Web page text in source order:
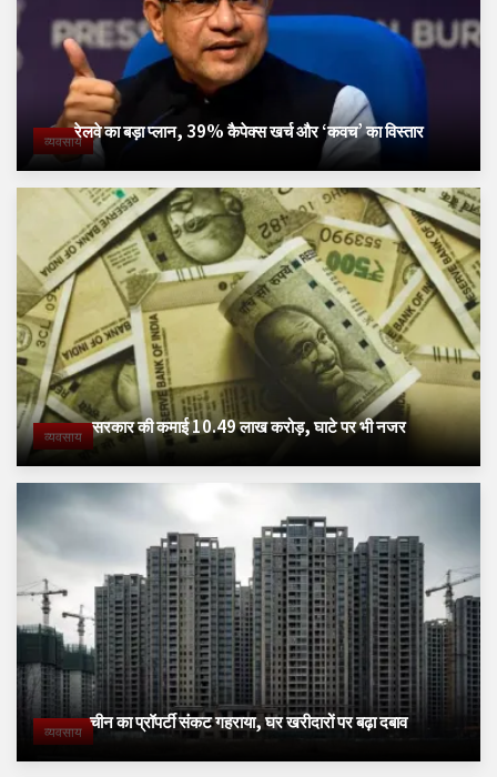
व्यवसायरेलवे का बड़ा प्लान, 39% कैपेक्स खर्च और ‘कवच’ का विस्तार
व्यवसाय सरकार की कमाई 10.49 लाख करोड़, घाटे पर भी नजर
व्यवसाय चीन का प्रॉपर्टी संकट गहराया, घर खरीदारों पर बढ़ा दबाव